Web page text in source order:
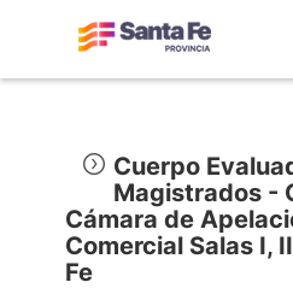
Cuerpo
Magistrados -
Cámara de
Comercial Salas I,
Fe